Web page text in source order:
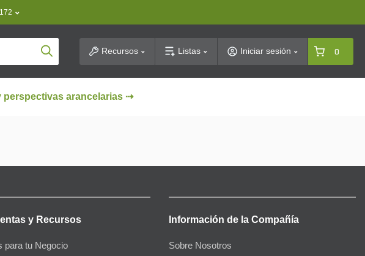
Product SearchRecursos Listas Iniciar sesión 0
perspectivas arancelarias ⇢
y Recursos
para tu Negocio
Información de la Compañía
Sobre Nosotros